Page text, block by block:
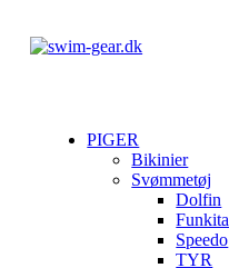
PIGER
Bikinier
Svømmetøj
Dolfin
Funkita
Speedo
TYR